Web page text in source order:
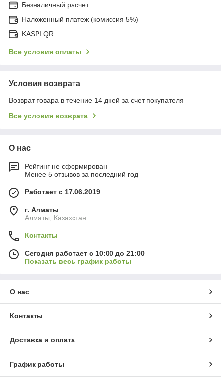
Безналичный расчет
Наложенный платеж (комиссия 5%)
KASPI QR
Все условия оплаты
Условия возврата
Возврат товара в течение 14 дней за счет покупателя
Все условия возврата
О нас
Рейтинг не сформирован
Менее 5 отзывов за последний год
Работает с 17.06.2019
г. Алматы
Алматы, Казахстан
Контакты
Сегодня работает с 10:00 до 21:00
Показать весь график работы
О нас
Контакты
Доставка и оплата
График работы